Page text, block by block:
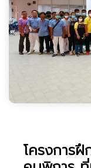
โครงการ